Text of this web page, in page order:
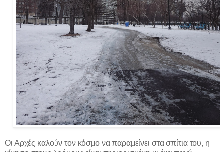
Οι Αρχές καλούν τον κόσμο να παραμείνει στα σπίτια του, η